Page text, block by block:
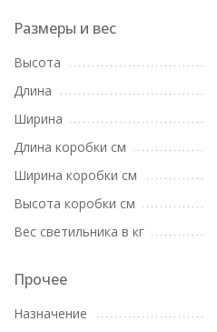
Размеры и вес
Высота
Длина
Ширина
Длина коробки см
Ширина коробки см
Высота коробки см
Вес светильника в кг
Прочее
Назначение